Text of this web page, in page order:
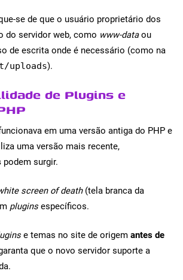
se de que o usuário proprietário dos
do servidor web, como www-dataou
de escrita onde é necessário (como na
uploads).
de Plugins e
em uma versão antiga do PHP e
uma versão mais recente,
podem surgir.
screen of death(tela branca da
plugins específicos.
e temas no site de origem antes de
que o novo servidor suporte a